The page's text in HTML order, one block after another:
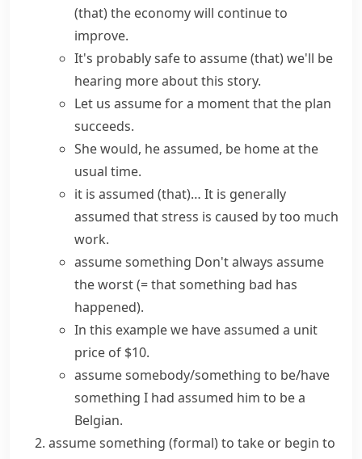
(that)the economy will continue to
improve.
It's probablysafe to assume (that)we'll be
hearing more about this story.
Let us assumefor a moment that the plan
succeeds.
She would, he assumed, be home at the
usual time.
it is assumed (that)… It is generally
assumed that stress is caused by too much
work.
assume something Don't always assume
the worst(= that something bad has
happened).
In this example we have assumed a unit
price of $10.
assume somebody/something to be/have
something I had assumed him to be a
Belgian.
assume something (formal)to take or begin to